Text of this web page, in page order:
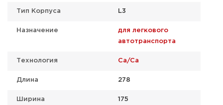
Тип Корпуса L3
Назначение
для легкового
автотранспорта
Технология Ca/Ca
Длина 278
Ширина 175